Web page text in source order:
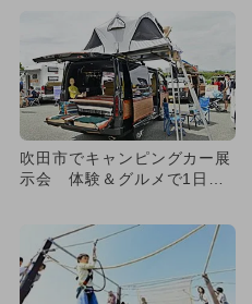
吹田市でキャンピングカー展
示会 体験＆グルメで1日中